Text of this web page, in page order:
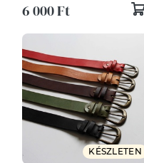
6 000 Ft
KÉSZLETEN